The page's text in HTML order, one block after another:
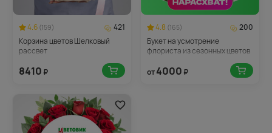
4.6 (159)
421
Корзина цветов Шелковый
рассвет
8410 ₽
4.8 (165)
200
Букет на усмотрение
флориста из сезонных цветов
от4000 ₽